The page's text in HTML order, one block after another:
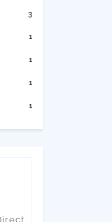
3
1
1
1
1